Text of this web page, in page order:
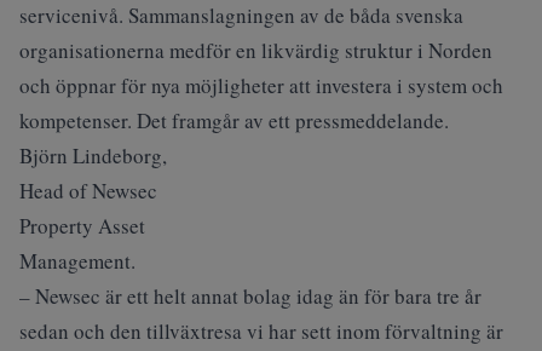
servicenivå. Sammanslagningen av de båda svenska
organisationerna medför en likvärdig struktur i Norden
och öppnar för nya möjligheter att investera i system och
kompetenser. Det framgår av ett pressmeddelande.
Björn Lindeborg,
Head of Newsec
Property Asset
Management.
– Newsec är ett helt annat bolag idag än för bara tre år
sedan och den tillväxtresa vi har sett inom förvaltning är